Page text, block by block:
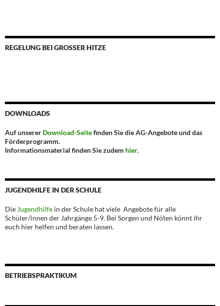
REGELUNG BEI GROSSER HITZE
DOWNLOADS
Auf unserer Download-Seitefinden Sie die AG-Angebote und das
Förderprogramm.
Informationsmaterial finden Sie zudem hier.
JUGENDHILFE IN DER SCHULE
Die Jugendhilfe in der Schule hat viele Angebote für alle
Schüler/innen der Jahrgänge 5-9. Bei Sorgen und Nöten könnt ihr
euch hier helfen und beraten lassen.
BETRIEBSPRAKTIKUM